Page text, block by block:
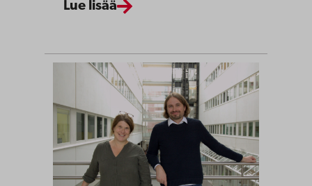
Lue lisää